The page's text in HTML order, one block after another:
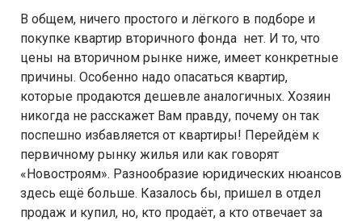
В общем, ничего простого и лёгкого в подборе и
покупке квартир вторичного фонда нет. И то, что
цены на вторичном рынке ниже, имеет конкретные
причины. Особенно надо опасаться квартир,
которые продаются дешевле аналогичных. Хозяин
никогда не расскажет Вам правду, почему он так
поспешно избавляется от квартиры! Перейдём к
первичному рынку жилья или как говорят
«Новостроям». Разнообразие юридических нюансов
здесь ещё больше. Казалось бы, пришел в отдел
продаж и купил, но, кто продаёт, а кто отвечает за